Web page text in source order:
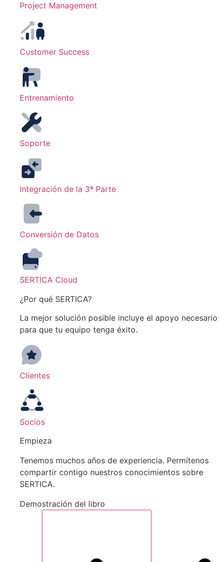
Project Management
Customer Success
Entrenamiento
Soporte
Integración de la 3ª Parte
Conversión de Datos
SERTICA Cloud
¿Por qué SERTICA?
La mejor solución posible incluye el apoyo necesario
para que tu equipo tenga éxito.
Clientes
Socios
Empieza
Tenemos muchos años de experiencia. Permítenos
compartir contigo nuestros conocimientos sobre
SERTICA.
Demostración del libro